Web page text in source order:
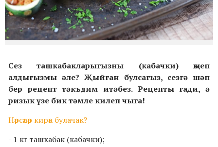
Сез ташкабакларыгызны (кабачки) җыеп
алдыгызмы әле? Җыйган булсагыз, сезгә шәп
бер рецепт тәкъдим итәбез. Рецепты гади, ә
ризык үзе бик тәмле килеп чыга!
Нәрсәләр кирәк булачак?
- 1 кг ташкабак (кабачки);